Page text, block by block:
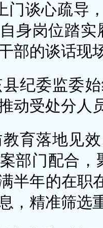
门谈心疏导
身岗位踏
部的谈话现
纪委监委
动受处分人
育落地见
部门配合
半年的在职
，精准筛选